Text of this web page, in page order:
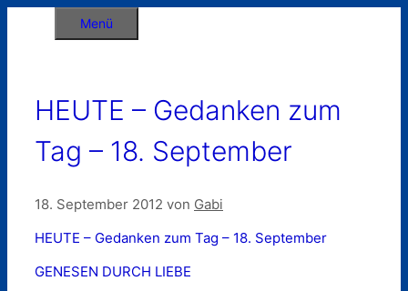
Menü
HEUTE – Gedanken zum
Tag – 18. September
18. September 2012 von Gabi
HEUTE – Gedanken zum Tag – 18. September
GENESEN DURCH LIEBE